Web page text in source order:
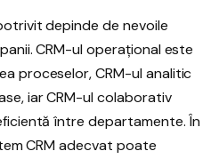
depinde de nevoile
CRM-ul operațional este
proceselor, CRM-ul analitic
iar CRM-ul colaborativ
între departamente. În
CRM adecvat poate